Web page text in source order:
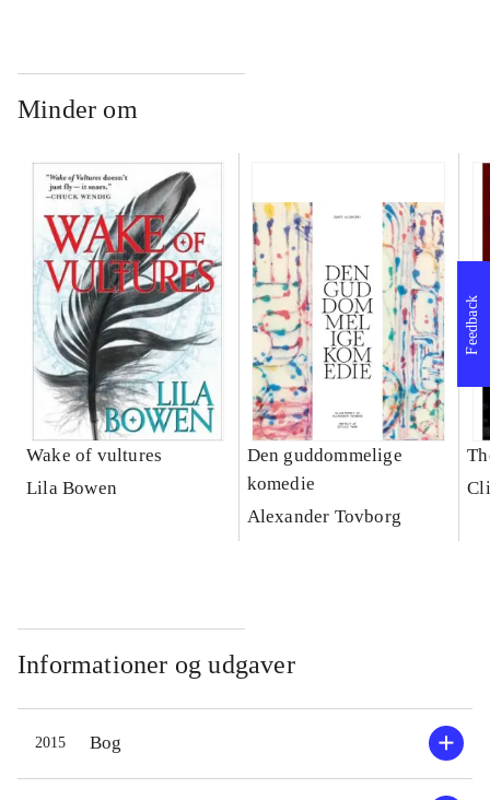
Minder om
Wake of vultures
Lila Bowen
Den guddommelige
komedie
Alexander Tovborg
Informationer og udgaver
2015 Bog
Feedback